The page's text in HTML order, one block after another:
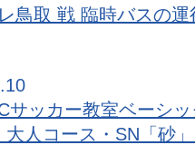
鳥取 戦 臨時バスの運
サッカー教室ベーシッ
大人コース・SN「砂